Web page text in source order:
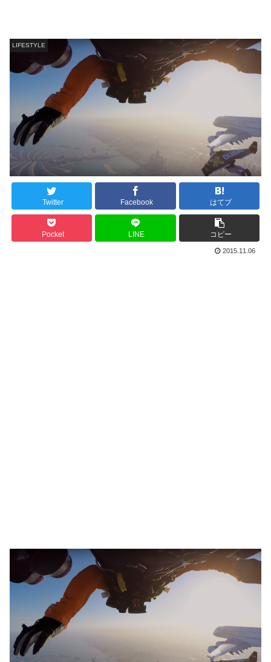
LIFESTYLE
Twitter Facebook はてブ
Pocket LINE コピー
2015.11.06